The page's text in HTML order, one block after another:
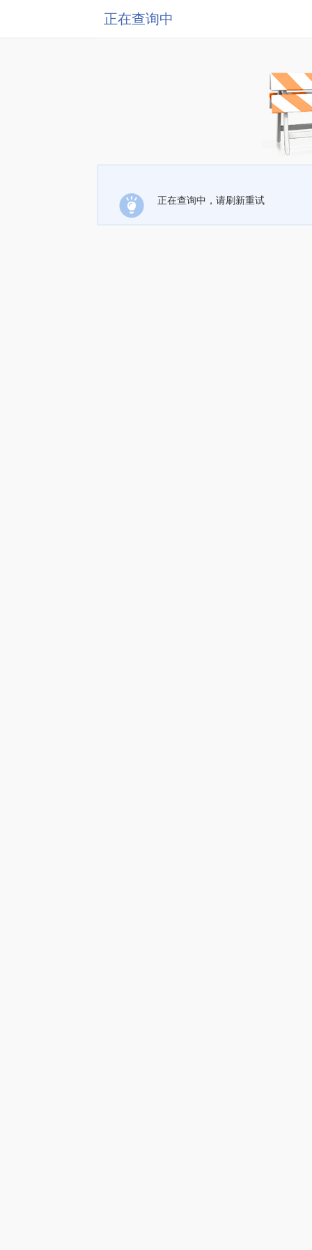
正在查询中
正在查询中，请刷新重试